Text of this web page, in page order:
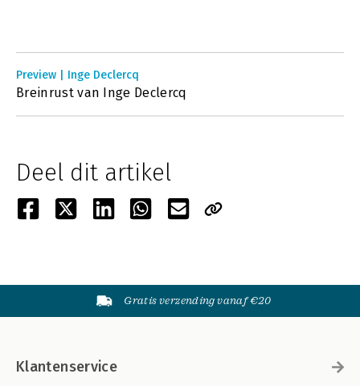
Preview | Inge Declercq
Breinrust van Inge Declercq
Deel dit artikel
Gratis verzending vanaf €20
Klantenservice